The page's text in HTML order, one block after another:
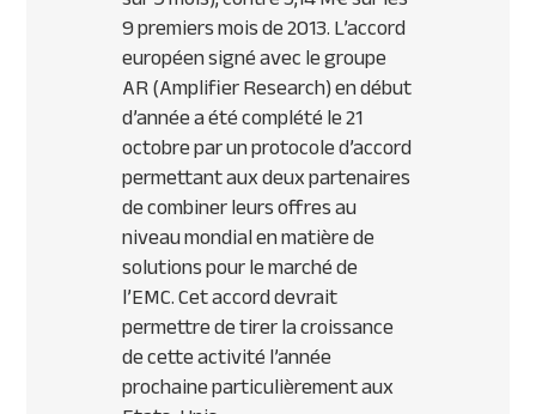
9 premiers mois de 2013. L’accord
européen signé avec le groupe
AR (Amplifier Research) en début
d’année a été complété le 21
octobre par un protocole d’accord
permettant aux deux partenaires
de combiner leurs offres au
niveau mondial en matière de
solutions pour le marché de
l’EMC. Cet accord devrait
permettre de tirer la croissance
de cette activité l’année
prochaine particulièrement aux